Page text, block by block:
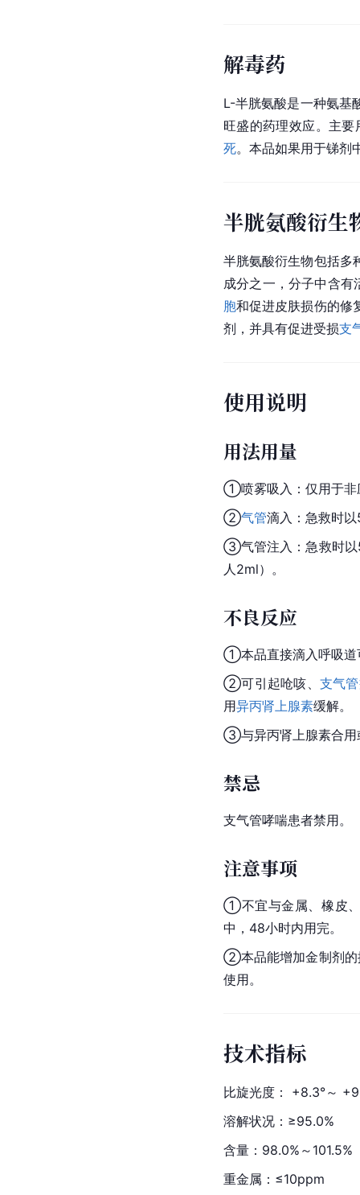
解毒药
L-半胱氨酸是一种氨基
旺盛的药理效应。主要
死。本品如果用于锑剂
半胱氨酸衍生
半胱氨酸衍生物包括多
成分之一，分子中含有
胞和促进皮肤损伤的修
剂，并具有促进受损支
使用说明
用法用量
①喷雾吸入：仅用于非
②气管滴入：急救时
③气管注入：急救时以
人2ml）。
不良反应
①本品直接滴入呼吸道
②可引起呛咳、 支气
用异丙肾上腺素缓解。
③与异丙肾上腺素合用
禁忌
支气管哮喘患者禁用。
注意事项
①不宜与金属、橡皮
中，48小时内用完。
②本品能增加金制剂的
使用。
技术指标
比旋光度： +8.3°～
溶解状况：≥95.0%
含量：98.0%～101.5%
重金属：≤10ppm